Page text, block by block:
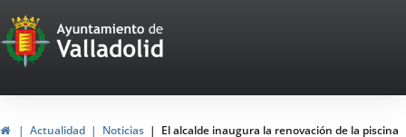
Portal
Web
del
Ayuntamiento
InicioActualidad Noticias
El alcalde inaugura la renovación de la piscina